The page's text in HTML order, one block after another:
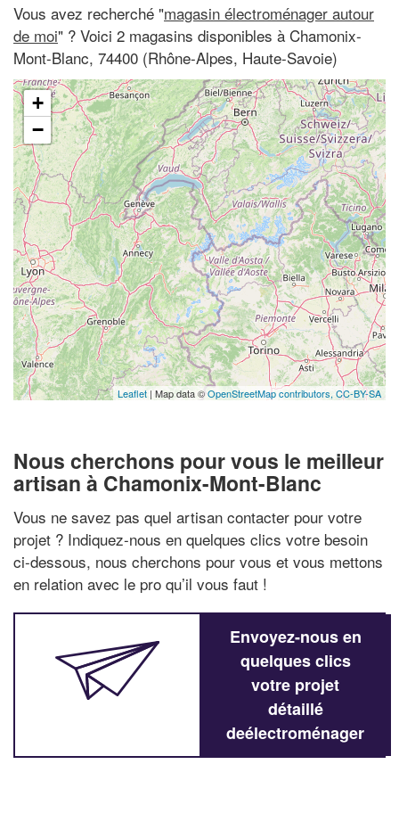
Vous avez recherché "magasin électroménager autour
de moi" ? Voici 2 magasins disponibles à Chamonix-
Mont-Blanc, 74400 (Rhône-Alpes, Haute-Savoie)
+
−
Leaflet | Map data ©OpenStreetMap contributors, CC-BY-SA
Nous cherchons pour vous le meilleur
artisan à Chamonix-Mont-Blanc
Vous ne savez pas quel artisan contacter pour votre
projet ? Indiquez-nous en quelques clics votre besoin
ci-dessous, nous cherchons pour vous et vous mettons
en relation avec le pro qu’il vous faut !
Envoyez-nous en
quelques clics
votre projet
détaillé
deélectroménager